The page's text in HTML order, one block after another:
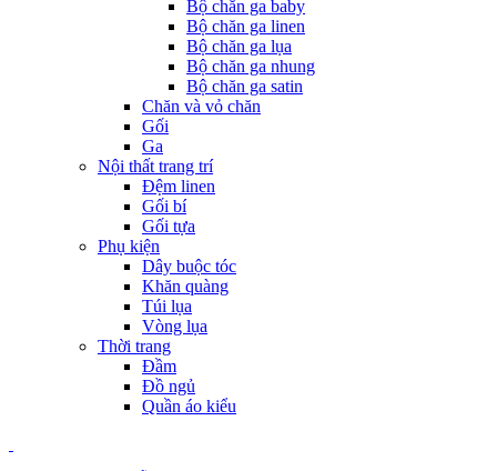
Bộ chăn ga baby
Bộ chăn ga linen
Bộ chăn ga lụa
Bộ chăn ga nhung
Bộ chăn ga satin
Chăn và vỏ chăn
Gối
Ga
Nội thất trang trí
Đệm linen
Gối bí
Gối tựa
Phụ kiện
Dây buộc tóc
Khăn quàng
Túi lụa
Vòng lụa
Thời trang
Đầm
Đồ ngủ
Quần áo kiểu